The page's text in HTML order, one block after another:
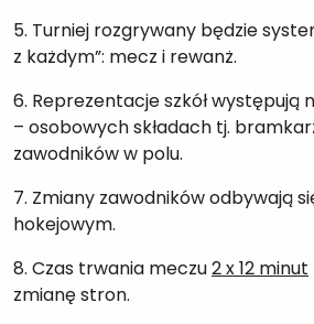
5. Turniej rozgrywany będzie
z każdym”: mecz i rewanż.
6. Reprezentacje szkół występują
– osobowych składach tj.
zawodników w polu.
7. Zmiany zawodników odbywają
hokejowym.
8. Czas trwania meczu2 x 12 minut
zmianę stron.